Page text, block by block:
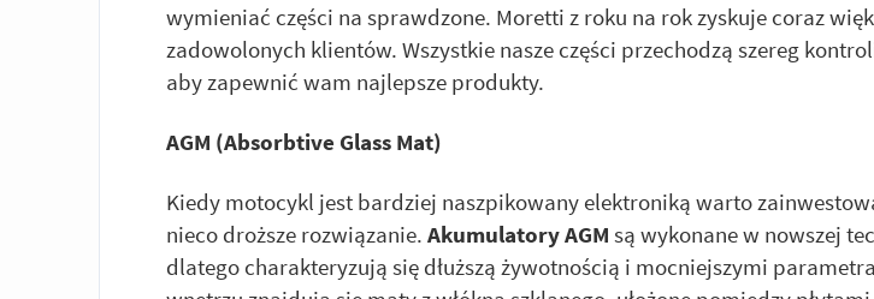
wymieniać części na sprawdzone. Moretti z roku na rok zyskuje coraz
zadowolonych klientów. Wszystkie nasze części przechodzą szereg
aby zapewnić wam najlepsze produkty.
AGM (Absorbtive Glass Mat)
Kiedy motocykl jest bardziej naszpikowany elektroniką warto
nieco droższe rozwiązanie. Akumulatory AGM są wykonane w nowszej
dlatego charakteryzują się dłuższą żywotnością i mocniejszymi